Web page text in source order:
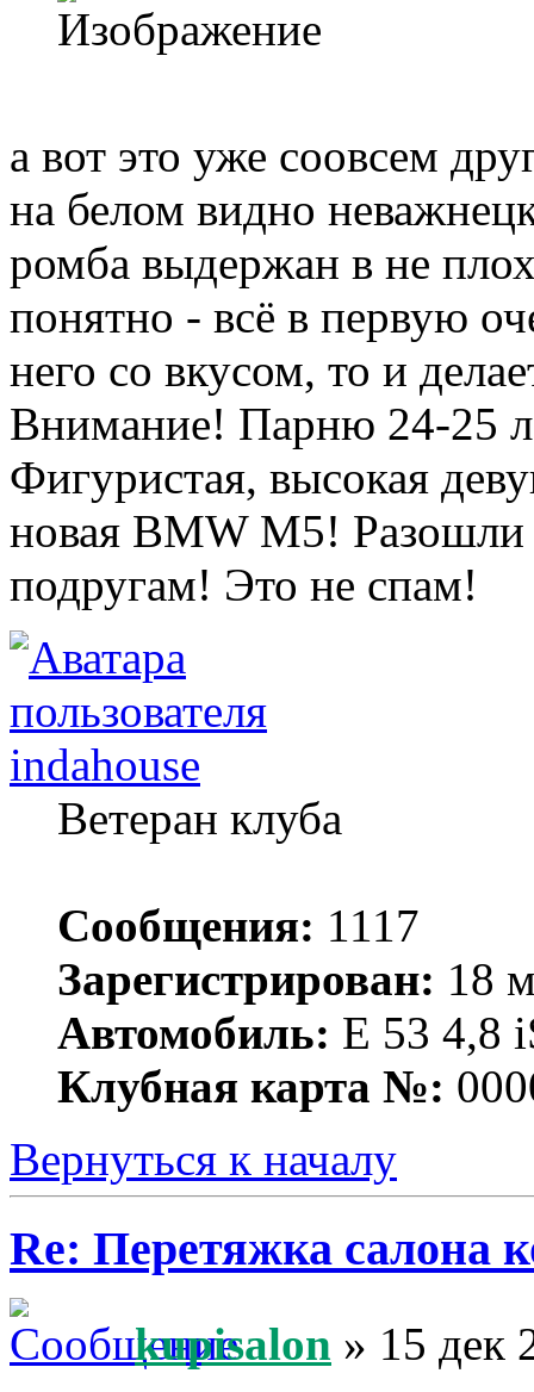
а вот это уже соовсем
на белом видно
ромба выдержан в не
понятно - всё в первую
него со вкусом, то и
Внимание! Парню 24-25
Фигуристая, высокая
новая BMW M5! Разошли
подругам! Это не спам!
indahouse
Ветеран клуба
Сообщения: 1117
Зарегистрирован: 18
Автомобиль: Е 53 4,8
Клубная карта №:
Вернуться к началу
Re: Перетяжка салона
kupisalon » 15 дек